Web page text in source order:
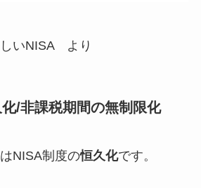
いNISA より
/非課税期間の無制限化
NISA制度の恒久化です。